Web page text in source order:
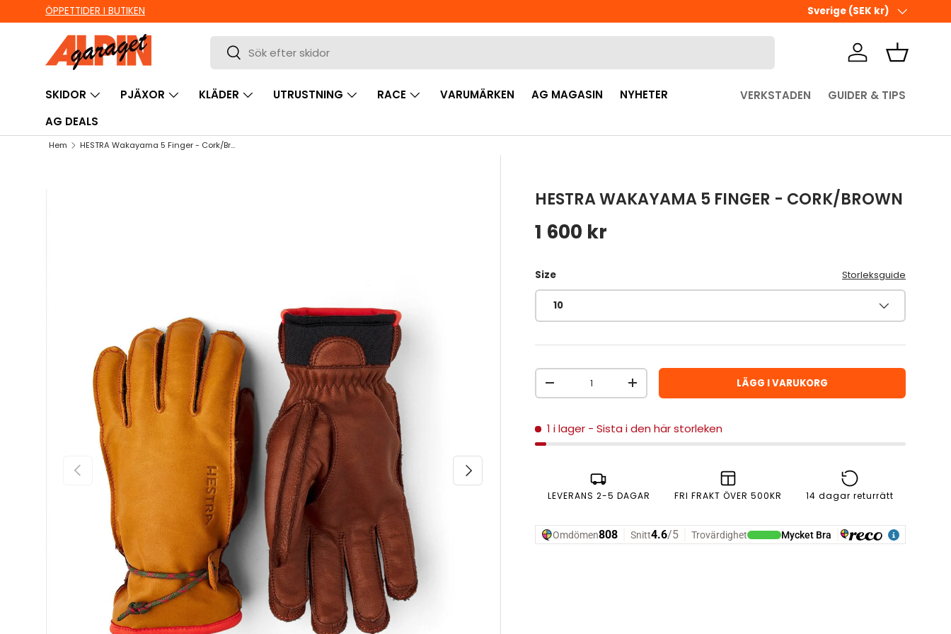
HOPPA TILL INNEHÅLL
ÖPPETTIDER I BUTIKEN Ute i sista minuten? Välj
Land/Region
Sverige (SEK kr)
Sök
Sök Logga inKorg
SKIDOR PJÄXOR KLÄDER UTRUSTNING RACE VARUMÄRKEN AG MAGASIN
NYHETER
AG DEALS
VERKSTADEN GUIDER & TIPS
Hem HESTRA Wakayama 5 Finger - Cork/Brown
FÖREGÅENDE NÄSTA
HESTRA WAKAYAMA 5 FINGER - CORK/BROWN
Ordinarie pris
1 600 kr
Size Storleksguide
10
Antal
MINSKA ANTAL
ÖKA ANTAL LÄGG I VARUKORG
1 i lager - Sista i den här storleken
LEVERANS 2-5 DAGAR FRI FRAKT ÖVER 500KR 14 dagar returrätt